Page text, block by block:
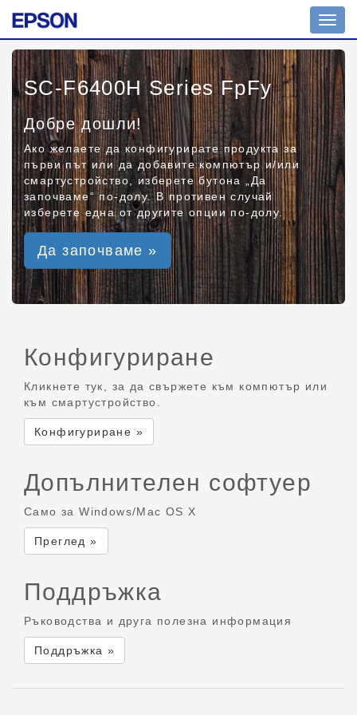
SC-F6400H Series FpFy
Добре дошли!
Ако желаете да конфигурирате продукта за
първи път или да добавите компютър и/или
смартустройство, изберете бутона „Да
започваме“ по-долу. В противен случай
изберете една от другите опции по-долу.
Да започваме »
Конфигуриране
Кликнете тук, за да свържете към компютър или
към смартустройство.
Конфигуриране »
Допълнителен софтуер
Само за Windows/Mac OS X
Преглед »
Поддръжка
Ръководства и друга полезна информация
Поддръжка »